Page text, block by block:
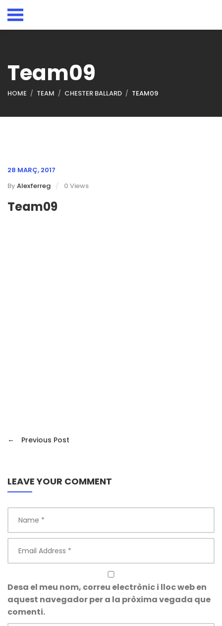
Team09
HOME TEAM CHESTER BALLARD TEAM09
28 MARÇ, 2017
By Alexferreg 0 Views
Team09
← Previous Post
LEAVE YOUR COMMENT
Desa el meu nom, correu electrònic i lloc web en
aquest navegador per a la pròxima vegada que
comenti.